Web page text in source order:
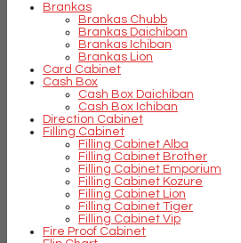
Brankas
Brankas Chubb
Brankas Daichiban
Brankas Ichiban
Brankas Lion
Card Cabinet
Cash Box
Cash Box Daichiban
Cash Box Ichiban
Direction Cabinet
Filling Cabinet
Filling Cabinet Alba
Filling Cabinet Brother
Filling Cabinet Emporium
Filling Cabinet Kozure
Filling Cabinet Lion
Filling Cabinet Tiger
Filling Cabinet Vip
Fire Proof Cabinet